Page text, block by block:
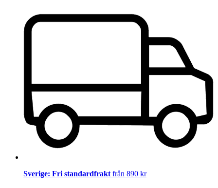
Sverige: Fri standardfrakt från 890 kr